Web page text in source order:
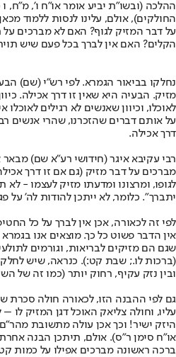
ההלכה (ובשו"ת יביע אומר או"ח ו', מ"ח,
החולקים), אולם, עלינו לנסות ללמוד
על דבר המזיק לגוף? האם לא מברכים
הקלים? האם אין לברך בכל פעם שיש
נחלקו בביאור הגמרא. לפי רש"י (שם)
מזיק. הבעיה היא שאין זו דרך אכילה.
לאוכלו, וכיוון שאנשים לא רגילים לאוכלו
על אותם דברים שהזכרנו, שהרי אנשים
דרך אכילה.
רבי עקיבא איגר (חידושי רע"א שם)
מברכים על דבר מזיק (גם אם זו דרך
לגופו, ומרצונו ומדעתו מזיק לעצמו - לא
יתברך". כלומר, לא ייתכן להודות לה' על
לפי זה לכאורה, אכן אין לברך על כל
אין הדבר פשוט כל כך. מוצאים אנו
שגם הם מזיקים לבריאות, וגורמים
(ברכות לו.; שבת קט:). כנראה, שיש לחלק
ובין נזק עקיף, רחוק יותר (כמו זה של
גם לפי ההבנה הזו, לכאורה חולה סכרת
עליו, וחולה צליאק האוכל דגן המזיק לו –
היזק ישיר! וכך אכן עולה מתשובת
או"ח סימן ר"ס). אולם, תיתכן הבנה
ברכה ראשונה מברכים אפילו על כמות